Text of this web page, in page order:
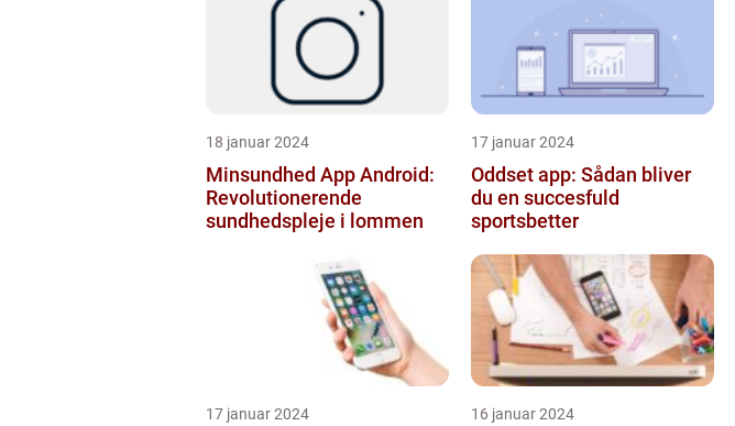
18 januar 2024
Minsundhed App Android:
Revolutionerende
sundhedspleje i lommen
17 januar 2024
Oddset app: Sådan bliver
du en succesfuld
sportsbetter
17 januar 2024 16 januar 2024